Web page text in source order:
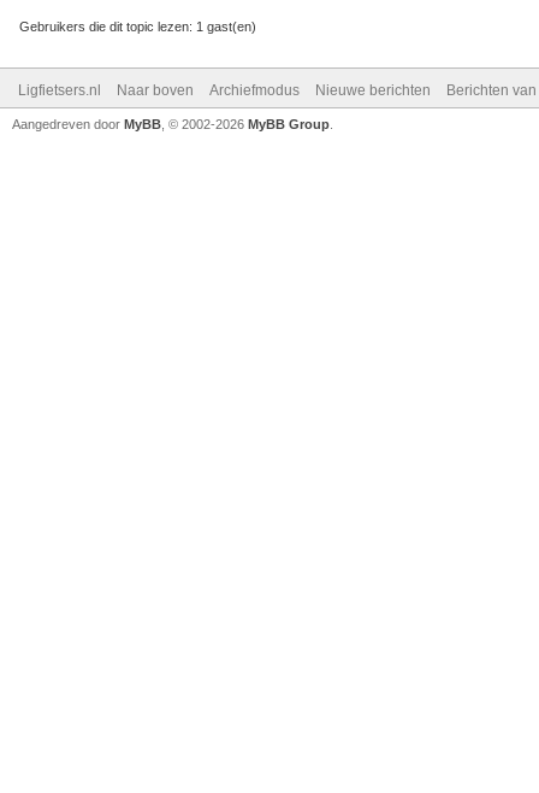
Gebruikers die dit topic lezen: 1 gast(en)
Ligfietsers.nl Naar boven Archiefmodus Nieuwe berichten Berichten
Aangedreven door MyBB , © 2002-2026 MyBB Group